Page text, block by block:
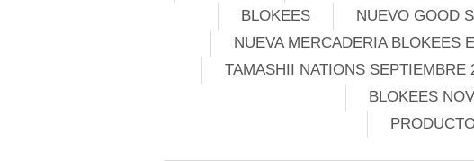
BLOKEES
NUEVO GOOD
NUEVA MERCADERIA BLOKEES
TAMASHII NATIONS SEPTIEMBRE
BLOKEES